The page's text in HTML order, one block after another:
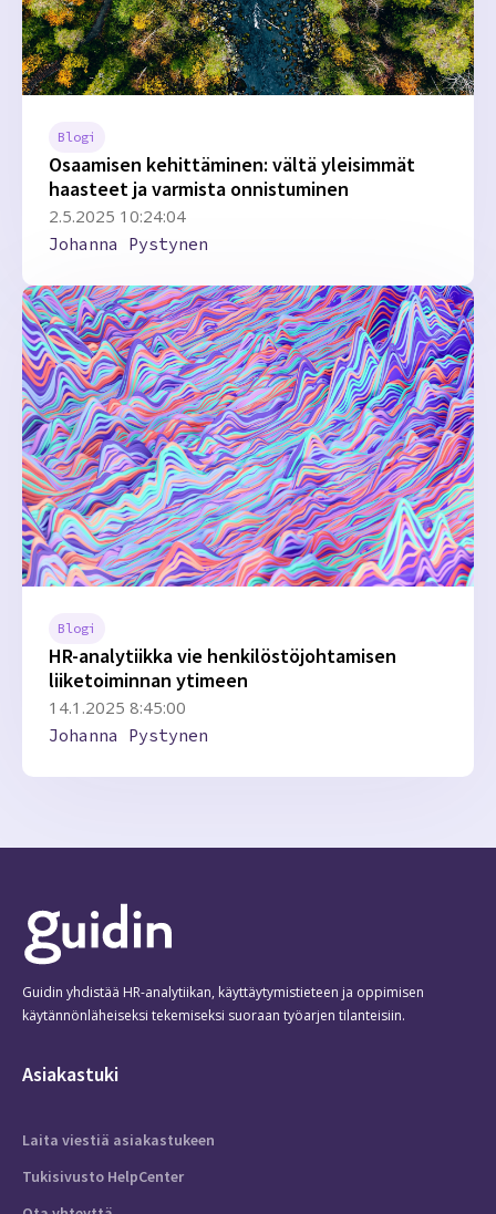
Blogi
Osaamisen kehittäminen: vältä yleisimmät
haasteet ja varmista onnistuminen
2.5.2025 10:24:04
Johanna Pystynen
Blogi
HR-analytiikka vie henkilöstöjohtamisen
liiketoiminnan ytimeen
14.1.2025 8:45:00
Johanna Pystynen
Guidin yhdistää HR-analytiikan, käyttäytymistieteen ja oppimisen
käytännönläheiseksi tekemiseksi suoraan työarjen tilanteisiin.
Asiakastuki
Laita viestiä asiakastukeen
Tukisivusto HelpCenter